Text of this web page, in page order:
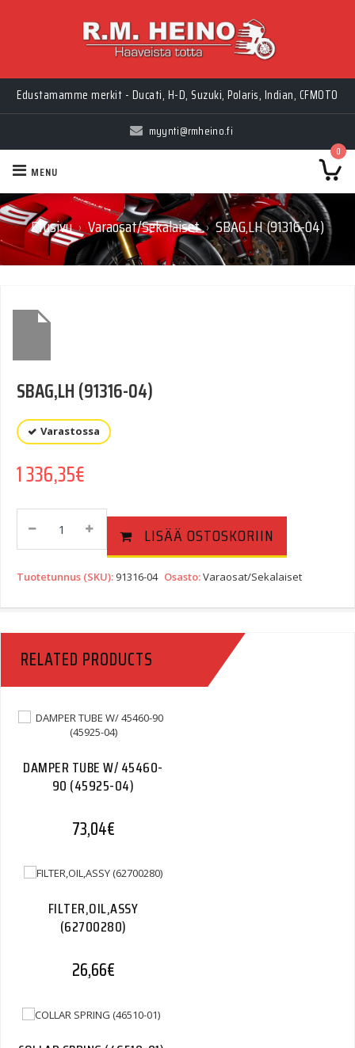
Myynti Ma-Pe 10-18, La 10-14, Huolto Ma-Pe 9-17
Edustamamme merkit - Ducati, H-D, Suzuki, Polaris, Indian, CFMOTO
myynti@rmheino.fi
0
MENU
Etusivu › Varaosat/Sekalaiset › SBAG,LH (91316-04)
SBAG,LH (91316-04)
Varastossa
1 336,35€
SBAG,LH
(91316-
Quantity
LISÄÄ OSTOSKORIIN
Tuotetunnus (SKU): 91316-04 Osasto:Varaosat/Sekalaiset
RELATED PRODUCTS
DAMPER TUBE W/ 45460-
90 (45925-04)
73,04€
FILTER,OIL,ASSY
(62700280)
26,66€